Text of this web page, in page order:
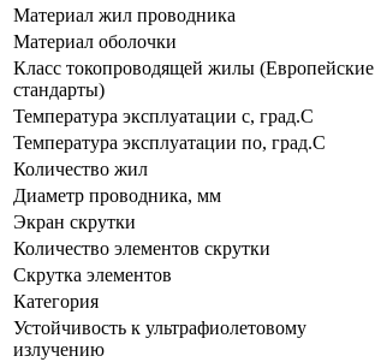
Материал жил проводника
Материал оболочки
Класс токопроводящей жилы (Европейские
стандарты)
Температура эксплуатации с, град.C
Температура эксплуатации по, град.C
Количество жил
Диаметр проводника, мм
Экран скрутки
Количество элементов скрутки
Скрутка элементов
Категория
Устойчивость к ультрафиолетовому
излучению